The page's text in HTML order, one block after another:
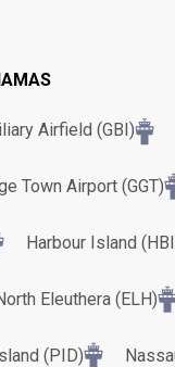
Airfield (GBI)
Town Airport (GGT)
Harbour Island
Eleuthera (ELH)
(PID)